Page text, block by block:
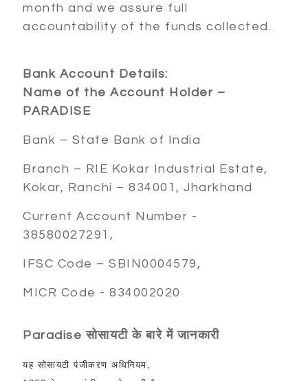
month and we assure full
accountability of the funds collected.
Bank Account Details:
Name of the Account Holder –
PARADISE
Bank – State Bank of India
Branch – RIE Kokar Industrial Estate,
Kokar, Ranchi – 834001, Jharkhand
Current Account Number -
38580027291,
IFSC Code – SBIN0004579,
MICR Code - 834002020
Paradiseसोसायटी के बारे में जानकारी
यह सोसायटी पंजीकरण अधिनियम